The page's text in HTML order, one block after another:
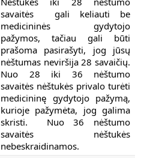
savaitės gali keliauti be
medicininės gydytojo
pažymos, tačiau gali būti
prašoma pasirašyti, jog jūsų
nėštumas neviršija 28 savaičių.
Nuo 28 iki 36 nėštumo
savaitės nėštukės privalo turėti
medicininę gydytojo pažymą,
kurioje pažymėta, jog galima
skristi. Nuo 36 nėštumo
savaitės nėštukės
nebeskraidinamos.